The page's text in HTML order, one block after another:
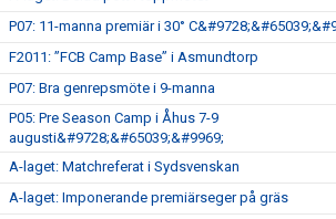
P07: 11-manna premiär i 30°
F2011: ”FCB Camp Base” i Asmundtorp
P07: Bra genrepsmöte i 9-manna
P05: Pre Season Camp i Åhus 7-9
augusti&#9728;&#65039;&#9969;
A-laget: Matchreferat i Sydsvenskan
A-laget: Imponerande premiärseger på gräs